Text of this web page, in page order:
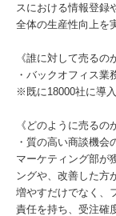
スにおける情報登録
全体の生産性向上を
《誰に対して売るの
・バックオフィス業
※既に18000社に導
《どのように売るの
・質の高い商談機会
マーケティング部が
ングや、改善した方
増やすだけでなく、
責任を持ち、受注確